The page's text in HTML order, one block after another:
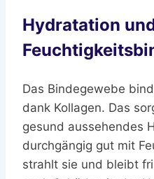
Hydratation
Das Bindegewebe
dank Kollagen. Das
gesund aussehendes
durchgängig gut mit
strahlt sie und bleibt